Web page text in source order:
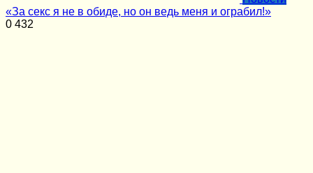
«За секс я не в обиде, но он ведь меня и ограбил!»
0 432